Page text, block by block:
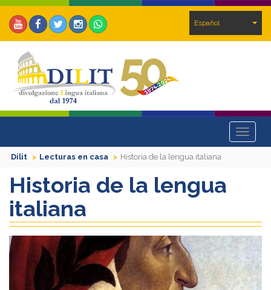
Español
Toggle
Dilit
Lecturas en casa Historia de la lengua italiana
Historia de la lengua
italiana